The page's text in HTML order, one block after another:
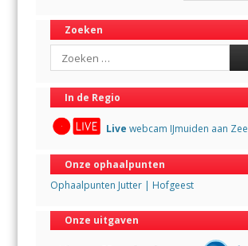
Zoeken
Search
In de Regio
Live webcam IJmuiden aan Zee
Onze ophaalpunten
Ophaalpunten Jutter | Hofgeest
Onze uitgaven